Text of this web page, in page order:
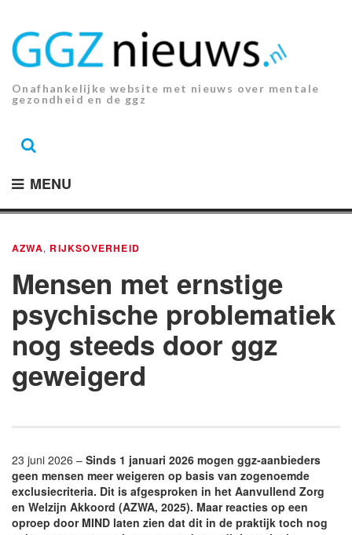
inhoud.
Onafhankelijke website met nieuws over mentale
gezondheid en de ggz
MENU
AZWA, RIJKSOVERHEID
Mensen met ernstige
psychische problematiek
nog steeds door ggz
geweigerd
23 juni 2026 – Sinds 1 januari 2026 mogen ggz-aanbieders
geen mensen meer weigeren op basis van zogenoemde
exclusiecriteria. Dit is afgesproken in het Aanvullend Zorg
en Welzijn Akkoord (AZWA, 2025). Maar reacties op een
oproep door MIND laten zien dat dit in de praktijk toch nog